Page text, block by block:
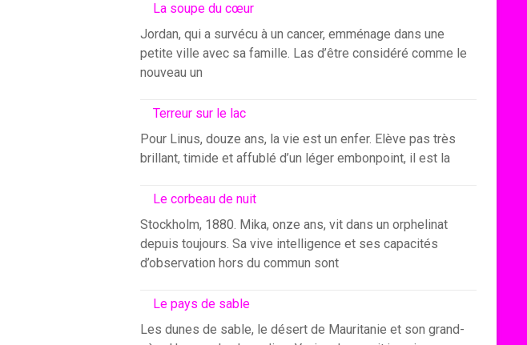
La soupe du cœur
Jordan, qui a survécu à un cancer, emménage dans une
petite ville avec sa famille. Las d’être considéré comme le
nouveau un
Terreur sur le lac
Pour Linus, douze ans, la vie est un enfer. Elève pas très
brillant, timide et affublé d’un léger embonpoint, il est la
Le corbeau de nuit
Stockholm, 1880. Mika, onze ans, vit dans un orphelinat
depuis toujours. Sa vive intelligence et ses capacités
d’observation hors du commun sont
Le pays de sable
Les dunes de sable, le désert de Mauritanie et son grand-